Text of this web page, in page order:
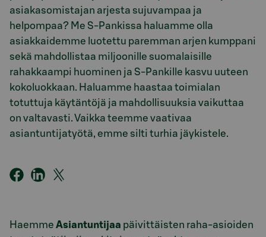
asiakasomistajan arjesta sujuvampaa ja
helpompaa? Me S-Pankissa haluamme olla
asiakkaidemme luotettu paremman arjen kumppani
sekä mahdollistaa miljoonille suomalaisille
rahakkaampi huominen ja S-Pankille kasvu uuteen
kokoluokkaan. Haluamme haastaa toimialan
totuttuja käytäntöjä ja mahdollisuuksia vaikuttaa
on valtavasti. Vaikka teemme vaativaa
asiantuntijatyötä, emme silti turhia jäykistele.
Haemme Asiantuntijaa päivittäisten raha-asioiden